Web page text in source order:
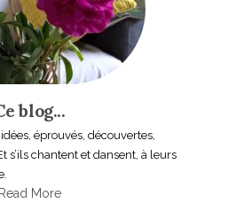
blog...
éprouvés, découvertes,
s’ils chantent et dansent, à leurs
Read More